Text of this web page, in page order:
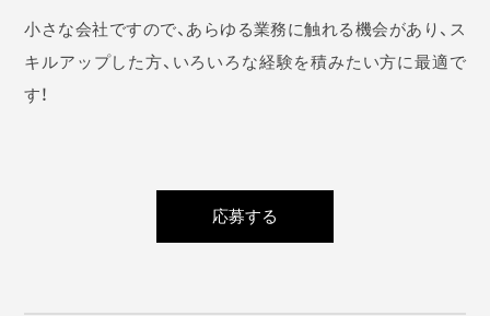
小さな会社ですので、あらゆる業務に触れる機会があり、ス
キルアップした方、いろいろな経験を積みたい方に最適で
す！
応募する